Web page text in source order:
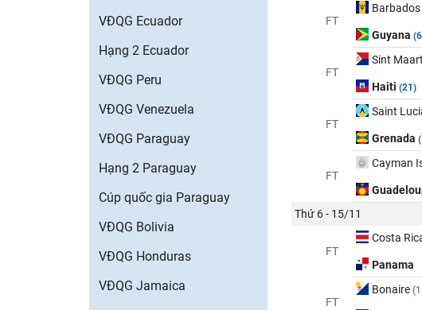
VĐQG Ecuador
Hạng 2 Ecuador
VĐQG Peru
VĐQG Venezuela
VĐQG Paraguay
Hạng 2 Paraguay
Cúp quốc gia Paraguay
VĐQG Bolivia
VĐQG Honduras
VĐQG Jamaica
FT
Barbados
Guyana
FT
Sint
Haiti (21)
FT
Saint
Grenada
FT
Cayman
Thứ 6 - 15/11
FT
Costa
Panama
FT
Bonaire